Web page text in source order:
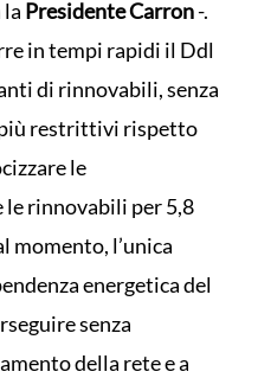
Presidente Carron-.
in tempi rapidi il Ddl
di rinnovabili, senza
restrittivi rispetto
le
rinnovabili per 5,8
momento, l’unica
energetica del
senza
della rete e a